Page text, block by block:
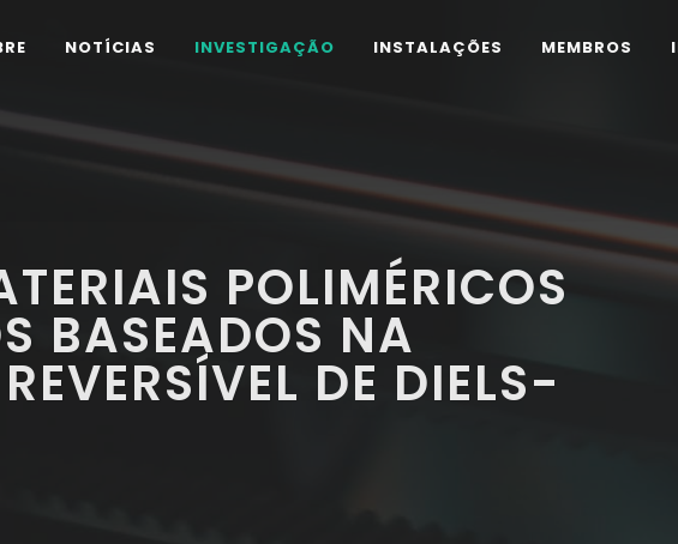
NOTÍCIAS INVESTIGAÇÃO INSTALAÇÕES MEMBROS
POLIMÉRICOS
BASEADOS NA
DE DIELS-